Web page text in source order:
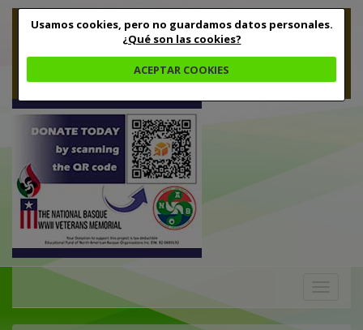
Usamos cookies, pero no guardamos datos personales.
¿Qué son las cookies?
ACEPTAR COOKIES